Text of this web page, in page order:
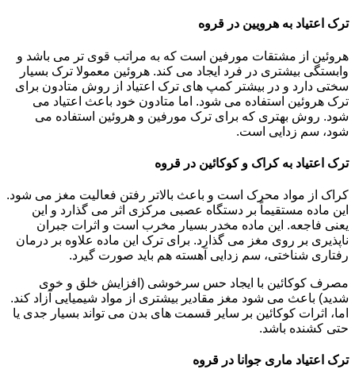
ترک اعتیاد به هرویین در قروه
هروئین از مشتقات مورفین است که به مراتب قوی تر می باشد و
وابستگی بیشتری در فرد ایجاد می کند. هروئین معمولا ترک بسیار
سختی دارد و در بیشتر کمپ های ترک اعتیاد از روش متادون برای
ترک هروئین استفاده می شود. اما متادون خود باعث اعتیاد می
شود. روش بهتری که برای ترک مورفین و هروئین استفاده می
شود، سم زدایی است.
ترک اعتیاد به کراک و کوکائین در قروه
کراک از مواد محرک است و باعث بالاتر رفتن فعالیت مغز می شود.
این ماده مستقیماً بر دستگاه عصبی مرکزی اثر می گذارد و این
یعنی فاجعه. این ماده مخدر بسیار مخرب است و اثرات جبران
ناپذیری بر روی مغز می گذارد. برای ترک این ماده علاوه بر درمان
رفتاری شناختی، سم زدایی آهسته هم باید صورت گیرد.
مصرف کوکائین با ایجاد حس سرخوشی (افزایش خلق و خوی
شدید) باعث می شود مغز مقادیر بیشتری از مواد شیمیایی آزاد کند.
اما، اثرات کوکائین بر سایر قسمت های بدن می تواند بسیار جدی یا
حتی کشنده باشد.
ترک اعتیاد ماری جوانا در قروه